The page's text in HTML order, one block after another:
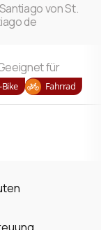
von St.
de
für
Bike Fahrrad